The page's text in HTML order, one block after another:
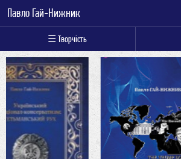
Павло Гай-Нижник
☰ Творчість